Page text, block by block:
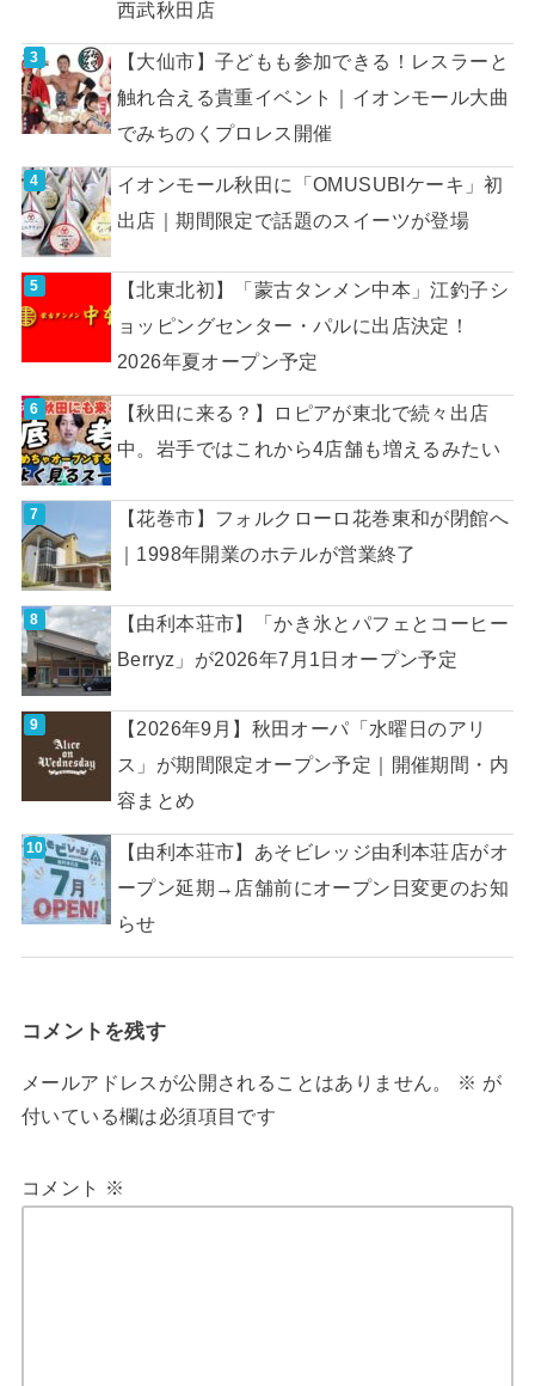
西武秋田店
【大仙市】子どもも参加できる！レスラーと
触れ合える貴重イベント｜イオンモール大曲
でみちのくプロレス開催
イオンモール秋田に「OMUSUBIケーキ」初
出店｜期間限定で話題のスイーツが登場
【北東北初】「蒙古タンメン中本」江釣子シ
ョッピングセンター・パルに出店決定！
2026年夏オープン予定
【秋田に来る？】ロピアが東北で続々出店
中。岩手ではこれから4店舗も増えるみたい
【花巻市】フォルクローロ花巻東和が閉館へ
｜1998年開業のホテルが営業終了
【由利本荘市】「かき氷とパフェとコーヒー
Berryz」が2026年7月1日オープン予定
【2026年9月】秋田オーパ「水曜日のアリ
ス」が期間限定オープン予定｜開催期間・内
容まとめ
【由利本荘市】あそビレッジ由利本荘店がオ
ープン延期→店舗前にオープン日変更のお知
らせ
コメントを残す
メールアドレスが公開されることはありません。 ※ が
付いている欄は必須項目です
コメント ※